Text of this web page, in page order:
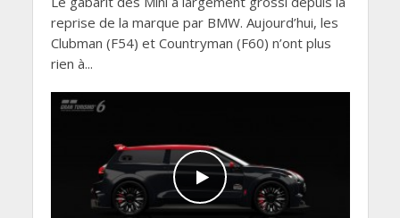
reprise de la marque par BMW. Aujourd’hui, les
Clubman (F54) et Countryman (F60) n’ont plus
rien à...